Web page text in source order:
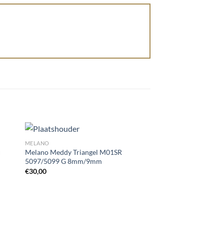
MELANO
Melano Meddy Triangel M01SR
5097/5099 G 8mm/9mm
€30,00